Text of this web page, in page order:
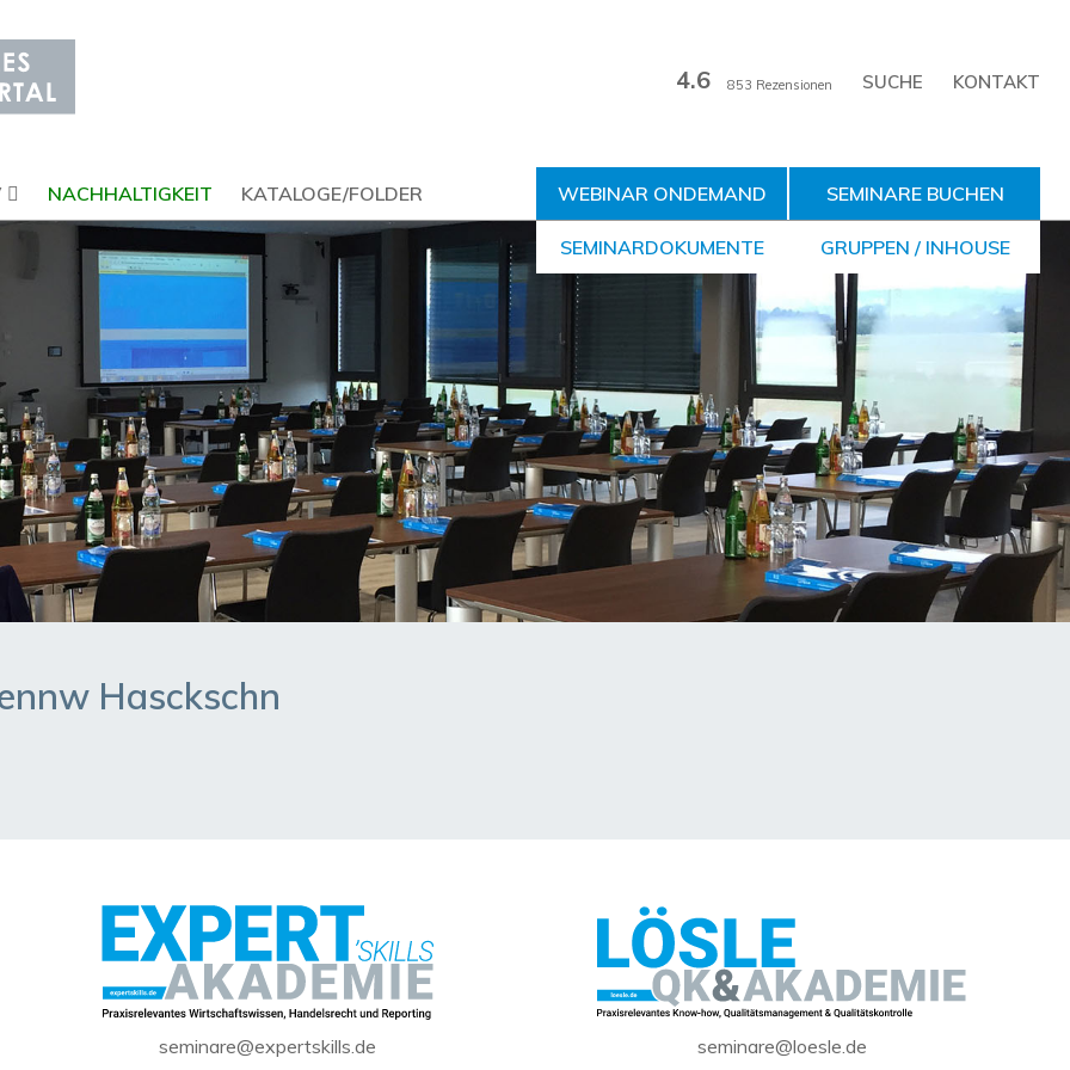
KONTAKT
4.6 853 Rezensionen
NACHHALTIGKEIT KATALOGE/FOLDER WEBINAR ONDEMAND
SEMINARDOKUMENTE
SEMINARE BUCHEN
GRUPPEN / INHOUSE
Hasckschn
seminare@expertskills.de seminare@loesle.de